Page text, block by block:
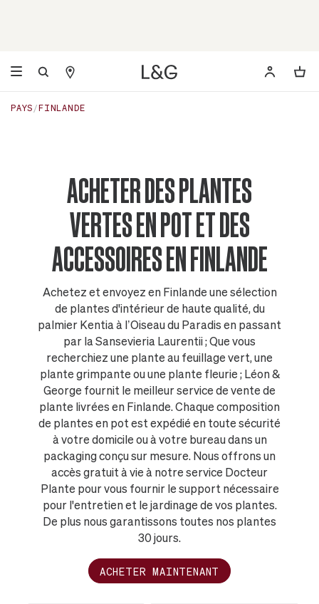
PAYS FINLANDE
ACHETER DES PLANTES
VERTES EN POT ET DES
ACCESSOIRES EN FINLANDE
Achetez et envoyez en Finlande une sélection
de plantes d'intérieur de haute qualité, du
palmier Kentia à l’Oiseau du Paradis en passant
par la Sansevieria Laurentii ; Que vous
recherchiez une plante au feuillage vert, une
plante grimpante ou une plante fleurie ; Léon &
George fournit le meilleur service de vente de
plante livrées en Finlande. Chaque composition
de plantes en pot est expédié en toute sécurité
à votre domicile ou à votre bureau dans un
packaging conçu sur mesure. Nous offrons un
accès gratuit à vie à notre service Docteur
Plante pour vous fournir le support nécessaire
pour l'entretien et le jardinage de vos plantes.
De plus nous garantissons toutes nos plantes
30 jours.
ACHETER MAINTENANT